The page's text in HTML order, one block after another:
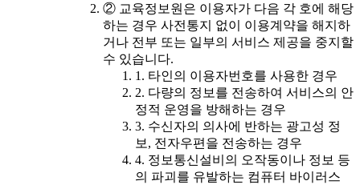
② 교육정보원은 이용자가 다음 각 호에 해당
하는 경우 사전통지 없이 이용계약을 해지하
거나 전부 또는 일부의 서비스 제공을 중지할
수 있습니다.
1. 타인의 이용자번호를 사용한 경우
2. 다량의 정보를 전송하여 서비스의 안
정적 운영을 방해하는 경우
3. 수신자의 의사에 반하는 광고성 정
보, 전자우편을 전송하는 경우
4. 정보통신설비의 오작동이나 정보 등
의 파괴를 유발하는 컴퓨터 바이러스